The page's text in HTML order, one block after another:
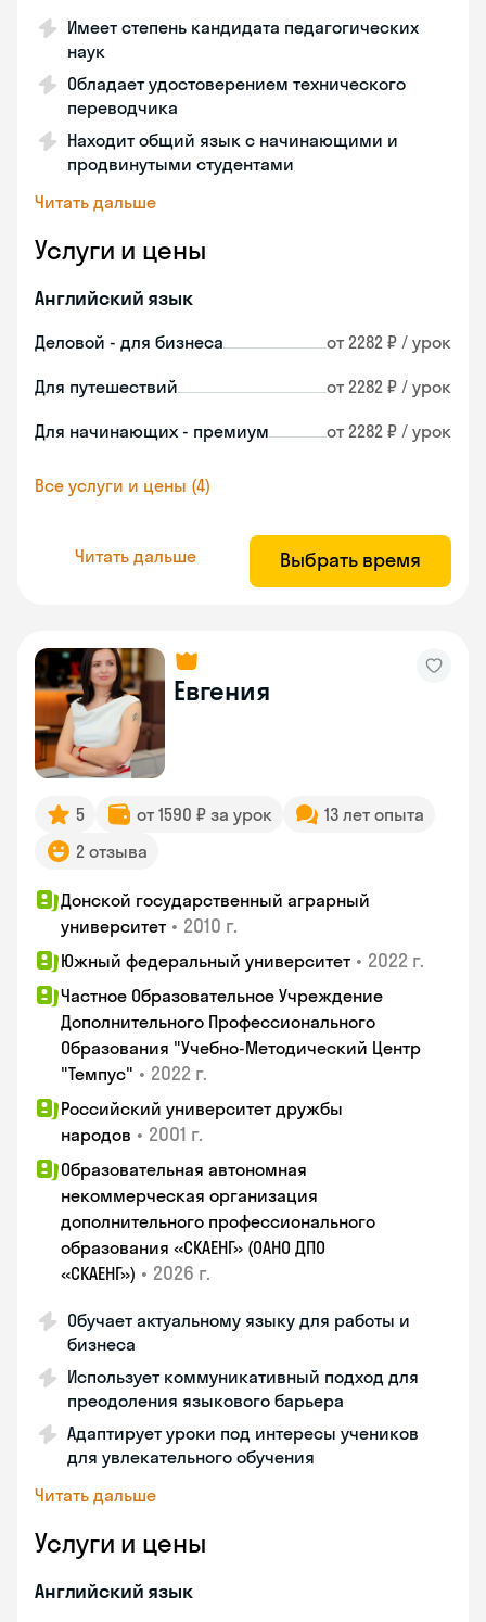
Имеет степень кандидата педагогических
наук
Обладает удостоверением технического
переводчика
Находит общий язык с начинающими и
продвинутыми студентами
Читать дальше
Услуги и цены
Английский язык
Деловой - для бизнеса от 2282 ₽ / урок
Для путешествий от 2282 ₽ / урок
Для начинающих - премиум от 2282 ₽ / урок
Все услуги и цены (4)
Читать дальше Выбрать время
Евгения
5 от 1590 ₽ за урок
13 лет опыта
2 отзыва
Донской государственный аграрный
университет • 2010 г.
Южный федеральный университет • 2022 г.
Частное Образовательное Учреждение
Дополнительного Профессионального
Образования "Учебно-Методический Центр
"Темпус" • 2022 г.
Российский университет дружбы
народов • 2001 г.
Образовательная автономная
некоммерческая организация
дополнительного профессионального
образования «СКАЕНГ» (ОАНО ДПО
«СКАЕНГ») • 2026 г.
Обучает актуальному языку для работы и
бизнеса
Использует коммуникативный подход для
преодоления языкового барьера
Адаптирует уроки под интересы учеников
для увлекательного обучения
Читать дальше
Услуги и цены
Английский язык